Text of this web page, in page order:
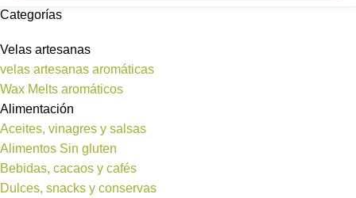
Categorías
Velas artesanas
velas artesanas aromáticas
Wax Melts aromáticos
Alimentación
Aceites, vinagres y salsas
Alimentos Sin gluten
Bebidas, cacaos y cafés
Dulces, snacks y conservas